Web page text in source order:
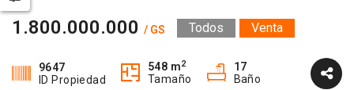
1.800.000.000 / GS Todos Venta
9647
ID Propiedad
548 m2
Tamaño
17
Baño